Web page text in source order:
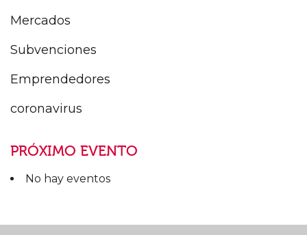
Mercados
Subvenciones
Emprendedores
coronavirus
PRÓXIMO EVENTO
No hay eventos